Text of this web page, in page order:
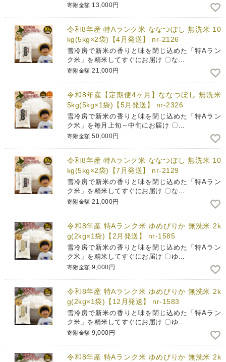
寄附金額 13,000円
令和8年産 特Aランク米 ななつぼし 無洗米 10
kg(5kg×2袋)【4月発送】 nr-2126
雪冷房で新米の香りと味を閉じ込めた「特Aラン
ク米」を精米してすぐにお届け 〇な…
寄附金額 21,000円
令和8年産【定期便4ヶ月】ななつぼし 無洗米
5kg(5kg×1袋)【5月発送】 nr-2326
雪冷房で新米の香りと味を閉じ込めた「特Aラン
ク米」を毎月上旬～中旬にお届け 〇…
寄附金額 50,000円
令和8年産 特Aランク米 ななつぼし 無洗米 10
kg(5kg×2袋)【7月発送】 nr-2129
雪冷房で新米の香りと味を閉じ込めた「特Aラン
ク米」を精米してすぐにお届け 〇な…
寄附金額 21,000円
令和8年産 特Aランク米 ゆめぴりか 無洗米 2k
g(2kg×1袋)【2月発送】 nr-1585
雪冷房で新米の香りと味を閉じ込めた「特Aラン
ク米」を精米してすぐにお届け 〇ゆ…
寄附金額 9,000円
令和8年産 特Aランク米 ゆめぴりか 無洗米 2k
g(2kg×1袋)【12月発送】 nr-1583
雪冷房で新米の香りと味を閉じ込めた「特Aラン
ク米」を精米してすぐにお届け 〇ゆ…
寄附金額 9,000円
令和8年産 特Aランク米 ゆめぴりか 無洗米 2k